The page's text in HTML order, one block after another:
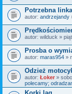
Potrzebna
autor: andrzejandy
autor: wilduck »
Prosba o
autor: maras954 »
Odzież
autor: Łoker »
polecamy;